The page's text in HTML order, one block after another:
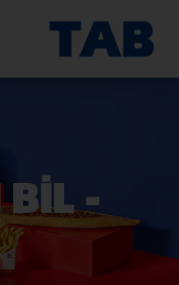
BİL -